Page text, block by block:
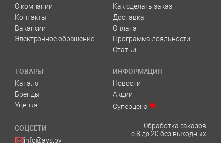
О компании
Контакты
Вакансии
Электронное обращение
Как сделать заказ
Доставка
Оплата
Программа лояльности
Статьи
ТОВАРЫ
Каталог
Бренды
Уценка
ИНФОРМАЦИЯ
Новости
Акции
Суперцена
СОЦСЕТИ
info@avs.by
Обработка заказов
с 8 до 20 без выходных